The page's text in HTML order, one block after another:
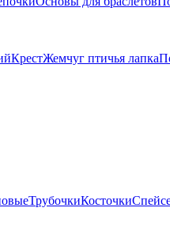
КрестЖемчуг птичья лапка
ТрубочкиКосточки